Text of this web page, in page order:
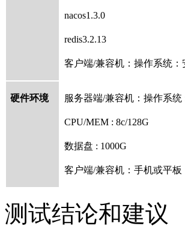
nacos1.3.0
redis3.2.13
客户端/兼容机：操作系统：
硬件环境 服务器端/兼容机：操作系统
CPU/MEM : 8c/128G
数据盘 : 1000G
客户端/兼容机：手机或平板
测试结论和建议